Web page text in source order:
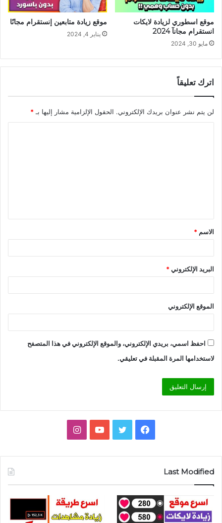
موقع اسطوري لزيادة لايكات
انستقرام مجانآ 2024
مايو 30, 2024
موقع زيادة متابعين إنستقرام مجانًا
يناير 4, 2024
اترك تعليقاً
لن يتم نشر عنوان بريدك الإلكتروني. الحقول الإلزامية مشار إليها بـ *
ق
*
الاسم *
البريد الإلكتروني*
الموقع الإلكتروني
احفظ اسمي، بريدي الإلكتروني، والموقع الإلكتروني في هذا المتصفح
لاستخدامها المرة المقبلة في تعليقي.
فيسبوك تويتر يوتيوبانستقرام
Last Modified